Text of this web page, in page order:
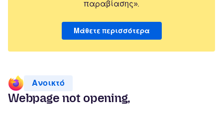
παραβίασης».
Μάθετε περισσότερα
Ανοικτό
Webpage not opening,